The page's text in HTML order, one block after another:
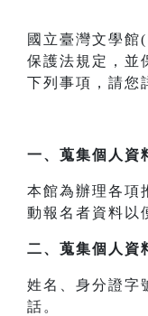
國立臺灣文學館
保護法規定，並
下列事項，請您
一、 蒐集個人資
本館為辦理各項
動報名者資料以
二、 蒐集個人資
姓名、身分證字
話。